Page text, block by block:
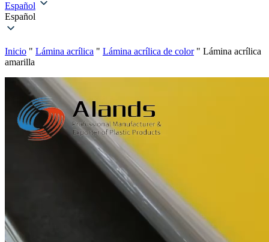
Español
Español
Inicio " Lámina acrílica " Lámina acrílica de color" Lámina acrílica
amarilla